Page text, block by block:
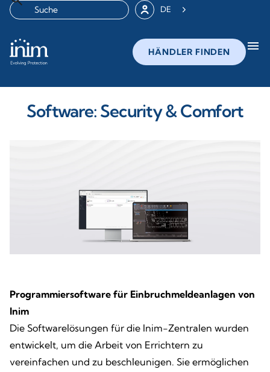
DE
HÄNDLER FINDEN menu
Software: Security & Comfort
Programmiersoftware für Einbruchmeldeanlagen von
Inim
Die Softwarelösungen für die Inim-Zentralen wurden
entwickelt, um die Arbeit von Errichtern zu
vereinfachen und zu beschleunigen. Sie ermöglichen